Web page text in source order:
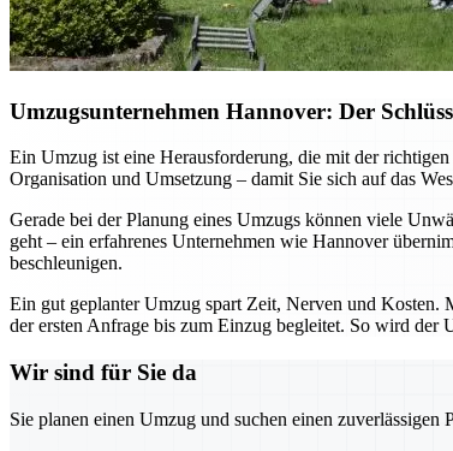
Umzugsunternehmen Hannover: Der
Ein Umzug ist eine Herausforderung, die mit der
Organisation und Umsetzung – damit Sie sich auf das
Gerade bei der Planung eines Umzugs können viele
geht – ein erfahrenes Unternehmen wie Hannover
beschleunigen.
Ein gut geplanter Umzug spart Zeit, Nerven und Kosten.
der ersten Anfrage bis zum Einzug begleitet. So wird der
Wir sind für Sie da
Sie planen einen Umzug und suchen einen